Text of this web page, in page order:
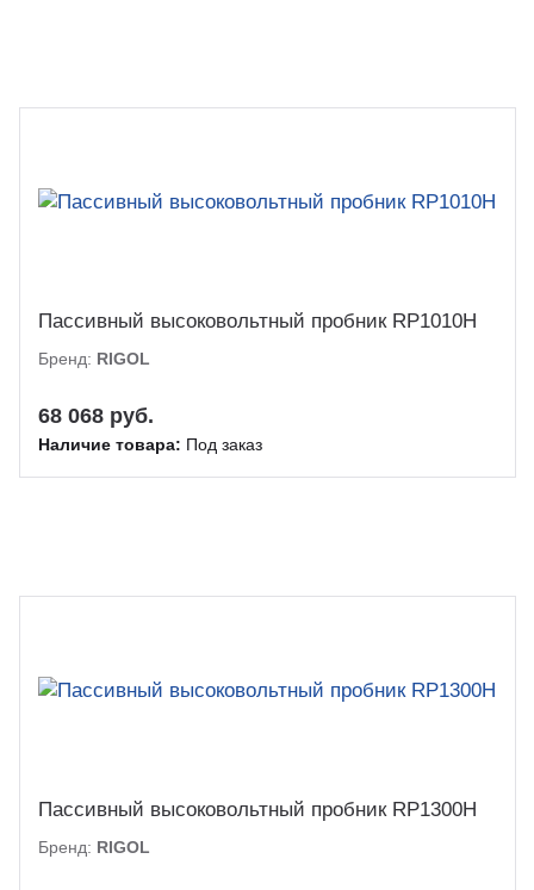
Пассивный высоковольтный пробник RP1010H
Бренд: RIGOL
68 068 руб.
Наличие товара: Под заказ
Пассивный высоковольтный пробник RP1300H
Бренд: RIGOL